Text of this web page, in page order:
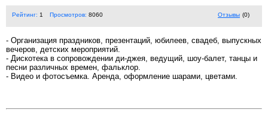
Рейтинг: 1 Просмотров: 8060 Отзывы (0)
- Организация праздников, презентаций, юбилеев, свадеб, выпускных
вечеров, детских мероприятий.
- Дискотека в сопровождении ди-джея, ведущий, шоу-балет, танцы и
песни различных времен, фальклор.
- Видео и фотосъемка. Аренда, оформление шарами, цветами.